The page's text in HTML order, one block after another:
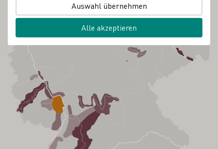
Auswahl übernehmen
Alle akzeptieren